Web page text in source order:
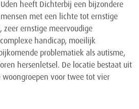
heeft Dichterbij een bijzondere
met een lichte tot ernstige
ernstige meervoudige
handicap, moeilijk
problematiek als autisme,
hersenletsel. De locatie bestaat uit
voor twee tot vier